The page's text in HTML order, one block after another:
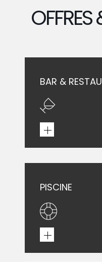
OFFRES
BAR &
PISCINE